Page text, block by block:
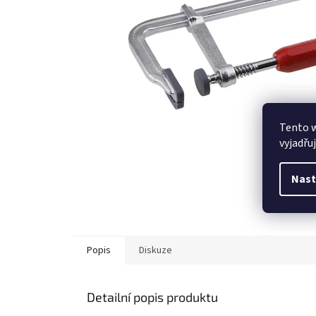
Tento
Popis Diskuze
Detailní popis produktu